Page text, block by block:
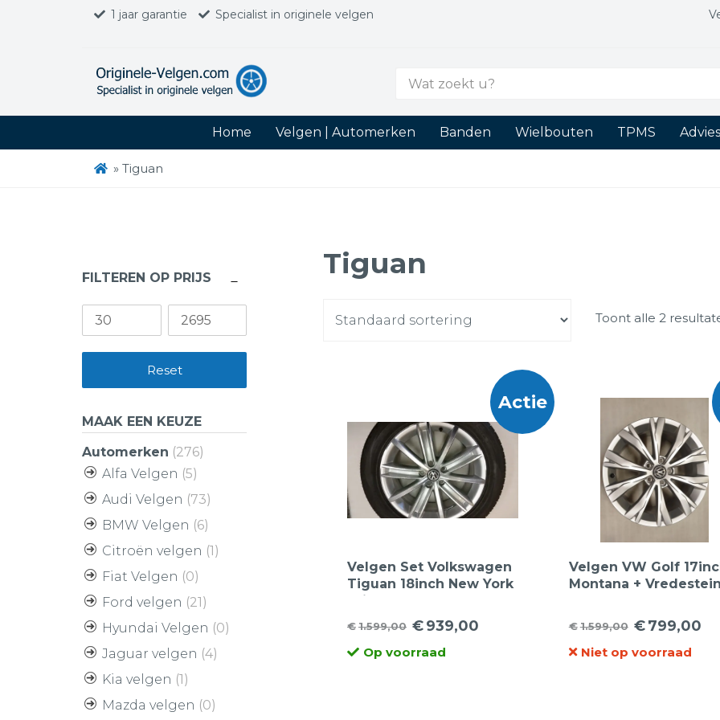
1 jaar garantie Specialist in originele velgen
Zoek
Home Velgen | Automerken Banden Wielbouten TPMS
» Tiguan
Tiguan
Toont alle 2
Actie
Velgen Set Volkswagen
Tiguan 18inch New York
Bridgestone
zomerbanden
€1.599,00
Oorspronkelijke
prijs
€939,00
Huidige
prijsOp voorraad
Velgen VW Golf
Montana + Vredestein
zomerband
€1.599,00
Oorspronkelijke
prijs
€799,00
Huidige
prijs
Niet op voorraad
FILTEREN OP PRIJS
Reset
MAAK EEN KEUZE
Automerken (276)
Alfa Velgen (5)
Audi Velgen (73)
BMW Velgen (6)
Citroën velgen (1)
Fiat Velgen (0)
Ford velgen (21)
Hyundai Velgen (0)
Jaguar velgen (4)
Kia velgen (1)
Mazda velgen (0)